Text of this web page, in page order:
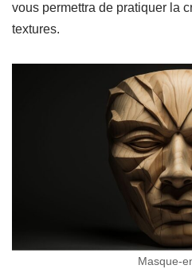
vous permettra de pratiquer la
textures.
Masque-